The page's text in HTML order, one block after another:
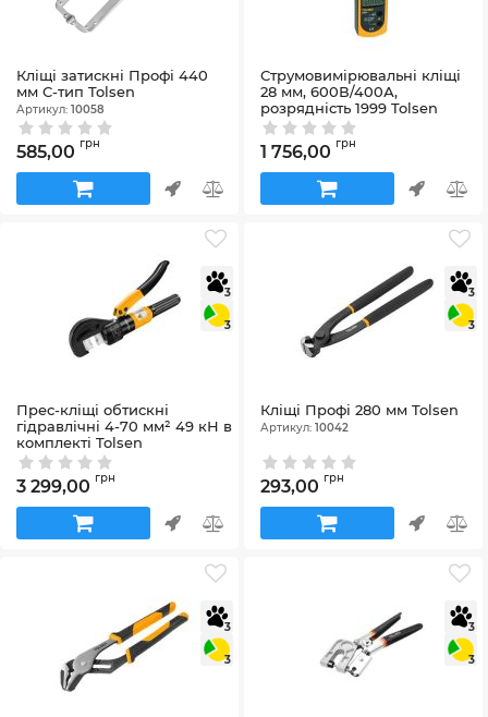
Кліщі затискні Профі 440
мм C-тип Tolsen
Артикул: 10058
585,00 грн
Струмовимірювальні кліщі
28 мм, 600В/400А,
розрядність 1999 Tolsen
Артикул:38034
1 756,00 грн
3
3
Прес-кліщі обтискні
гідравлічні 4-70 мм² 49 кН в
комплекті Tolsen
Артикул:43110
3 299,00 грн
3
3
Кліщі Профі 280 мм Tolsen
Артикул: 10042
293,00 грн
3
3
3
3